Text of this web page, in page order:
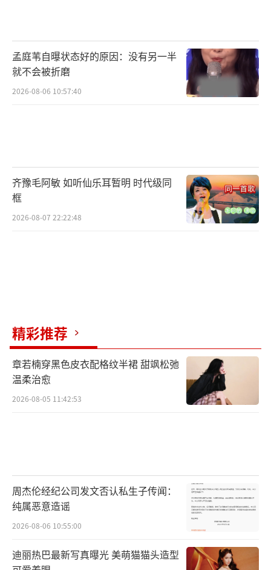
孟庭苇自曝状态好的原因：没有另一半
就不会被折磨
2026-08-06 10:57:40
齐豫毛阿敏 如听仙乐耳暂明 时代级同
框
2026-08-07 22:22:48
精彩推荐
章若楠穿黑色皮衣配格纹半裙 甜飒松弛
温柔治愈
2026-08-05 11:42:53
周杰伦经纪公司发文否认私生子传闻：
纯属恶意造谣
2026-08-06 10:55:00
迪丽热巴最新写真曝光 美萌猫猫头造型